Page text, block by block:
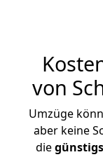
von
Umzüge
aber keine
die